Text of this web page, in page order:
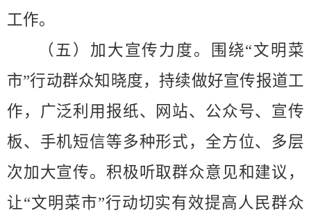
工作。
（五）加大宣传力度。
围绕“文明菜
市”行动群众知晓度，持续做好宣传报道工
作，广泛利用报纸、网站、公众号、宣传
板、手机短信等多种形式，全方位、多层
次加大宣传。积极听取群众意见和建议，
让 “文明菜市”行动切实有效提高人民群众